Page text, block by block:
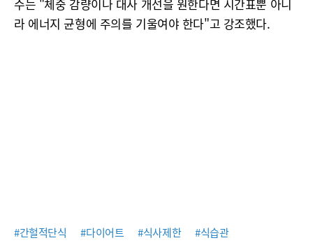
수는 "체중 감량이나 대사 개선을 원한다면 시간표뿐 아니
라 에너지 균형에 주의를 기울여야 한다"고 강조했다.
#간헐적단식 #다이어트 #식사제한
#식습관